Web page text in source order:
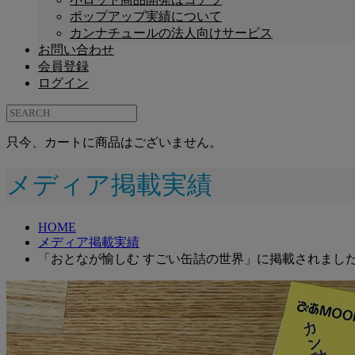
ポップアップ実績について
カンナチュールの法人向けサービス
お問い合わせ
会員登録
ログイン
只今、カートに商品はございません。
メディア掲載実績
HOME
メディア掲載実績
「おとなが愉しむ すごい缶詰の世界」に掲載されまし